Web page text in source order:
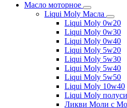
Масло моторное
Liqui Moly Масла
Liqui Moly 0w20
Liqui Moly 0w30
Liqui Moly 0w40
Liqui Moly 5w20
Liqui Moly 5w30
Liqui Moly 5w40
Liqui Moly 5w50
Liqui Moly 10w40
Liqui Moly
Ликви Моли с